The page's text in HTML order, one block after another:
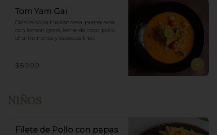
Tom Yam Gai
Clásica sopa thailandesa, preparada
con lemon grass, leche de coco, pollo,
champiñones y especias thai.
$8.900
Filete de Pollo con papas